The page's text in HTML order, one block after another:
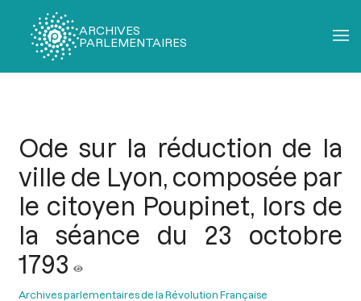
ARCHIVES
PARLEMENTAIRES
Ode sur la réduction de la
ville de Lyon, composée par
le citoyen Poupinet, lors de
la séance du 23 octobre
1793
Archives parlementaires de la Révolution Française